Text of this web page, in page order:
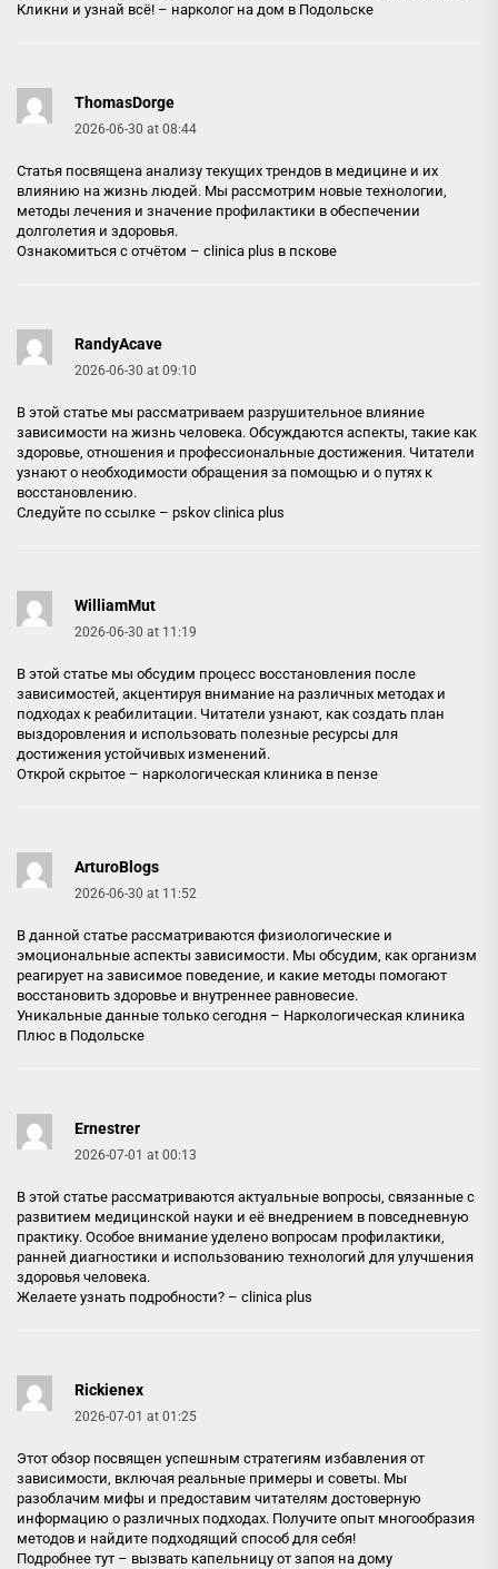
Кликни и узнай всё! – нарколог на дом в Подольске
ThomasDorge
2026-06-30 at 08:44
Статья посвящена анализу текущих трендов в медицине и их
влиянию на жизнь людей. Мы рассмотрим новые технологии,
методы лечения и значение профилактики в обеспечении
долголетия и здоровья.
Ознакомиться с отчётом – clinica plus в пскове
RandyAcave
2026-06-30 at 09:10
В этой статье мы рассматриваем разрушительное влияние
зависимости на жизнь человека. Обсуждаются аспекты, такие как
здоровье, отношения и профессиональные достижения. Читатели
узнают о необходимости обращения за помощью и о путях к
восстановлению.
Следуйте по ссылке – pskov clinica plus
WilliamMut
2026-06-30 at 11:19
В этой статье мы обсудим процесс восстановления после
зависимостей, акцентируя внимание на различных методах и
подходах к реабилитации. Читатели узнают, как создать план
выздоровления и использовать полезные ресурсы для
достижения устойчивых изменений.
Открой скрытое – наркологическая клиника в пензе
ArturoBlogs
2026-06-30 at 11:52
В данной статье рассматриваются физиологические и
эмоциональные аспекты зависимости. Мы обсудим, как организм
реагирует на зависимое поведение, и какие методы помогают
восстановить здоровье и внутреннее равновесие.
Уникальные данные только сегодня – Наркологическая клиника
Плюс в Подольске
Ernestrer
2026-07-01 at 00:13
В этой статье рассматриваются актуальные вопросы, связанные с
развитием медицинской науки и её внедрением в повседневную
практику. Особое внимание уделено вопросам профилактики,
ранней диагностики и использованию технологий для улучшения
здоровья человека.
Желаете узнать подробности? – clinica plus
Rickienex
2026-07-01 at 01:25
Этот обзор посвящен успешным стратегиям избавления от
зависимости, включая реальные примеры и советы. Мы
разоблачим мифы и предоставим читателям достоверную
информацию о различных подходах. Получите опыт многообразия
методов и найдите подходящий способ для себя!
Подробнее тут – вызвать капельницу от запоя на дому